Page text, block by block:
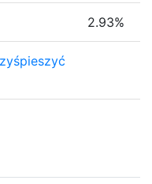
2.93%